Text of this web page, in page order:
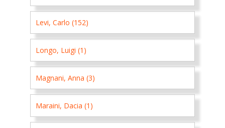
Levi, Carlo (152)
Longo, Luigi (1)
Magnani, Anna (3)
Maraini, Dacia (1)